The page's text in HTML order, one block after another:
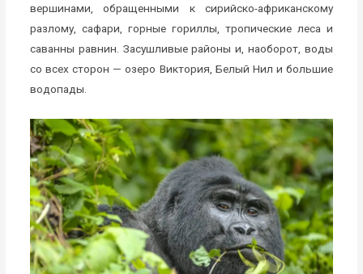
вершинами, обращенными к сирийско-африканскому
разлому, сафари, горные гориллы, тропические леса и
саванны равнин. Засушливые районы и, наоборот, воды
со всех сторон — озеро Виктория, Белый Нил и большие
водопады.